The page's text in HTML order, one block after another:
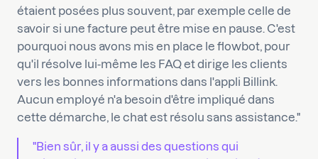
étaient posées plus souvent, par exemple celle de
savoir si une facture peut être mise en pause. C'est
pourquoi nous avons mis en place le flowbot, pour
qu'il résolve lui-même les FAQ et dirige les clients
vers les bonnes informations dans l'appli Billink.
Aucun employé n'a besoin d'être impliqué dans
cette démarche, le chat est résolu sans assistance."
"Bien sûr, il y a aussi des questions qui